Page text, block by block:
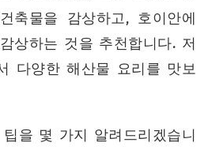
축물을 감상하고, 호이안에
상하는 것을 추천합니다. 저
다양한 해산물 요리를 맛보
을 몇 가지 알려드리겠습니